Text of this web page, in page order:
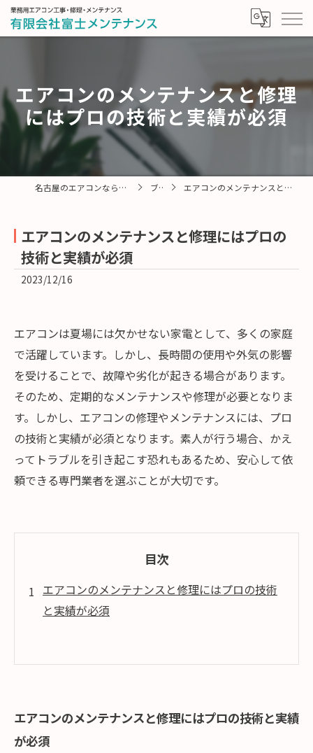
エアコンのメンテナンスと修理
にはプロの技術と実績が必須
名古屋のエアコンなら有限会社富士メンテナンス ブログ エアコンのメンテナンスと修理にはプロの技術と実績が必須
エアコンのメンテナンスと修理にはプロの
技術と実績が必須
2023/12/16
エアコンは夏場には欠かせない家電として、多くの家庭
で活躍しています。しかし、長時間の使用や外気の影響
を受けることで、故障や劣化が起きる場合があります。
そのため、定期的なメンテナンスや修理が必要となりま
す。しかし、エアコンの修理やメンテナンスには、プロ
の技術と実績が必須となります。素人が行う場合、かえ
ってトラブルを引き起こす恐れもあるため、安心して依
頼できる専門業者を選ぶことが大切です。
目次
エアコンのメンテナンスと修理にはプロの技術
と実績が必須
エアコンのメンテナンスと修理にはプロの技術と実績
が必須